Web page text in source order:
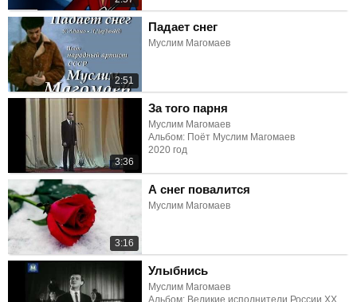
2:51
Падает снег
Муслим Магомаев
3:36
За того парня
Муслим Магомаев
Альбом: Поёт Муслим Магомаев
2020 год
3:16
А снег повалится
Муслим Магомаев
Улыбнись
Муслим Магомаев
Альбом: Великие исполнители России ХХ